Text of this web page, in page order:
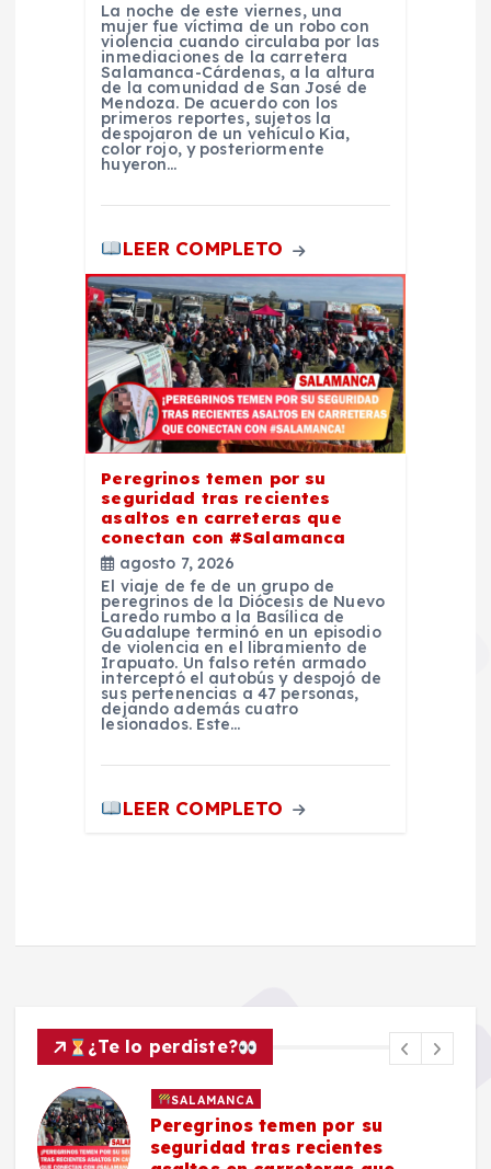
La noche de este viernes, una
mujer fue víctima de un robo con
violencia cuando circulaba por las
inmediaciones de la carretera
Salamanca-Cárdenas, a la altura
de la comunidad de San José de
Mendoza. De acuerdo con los
primeros reportes, sujetos la
despojaron de un vehículo Kia,
color rojo, y posteriormente
huyeron…
LEER COMPLETO
Peregrinos temen por su
seguridad tras recientes
asaltos en carreteras que
conectan con #Salamanca
agosto 7, 2026
El viaje de fe de un grupo de
peregrinos de la Diócesis de Nuevo
Laredo rumbo a la Basílica de
Guadalupe terminó en un episodio
de violencia en el libramiento de
Irapuato. Un falso retén armado
interceptó el autobús y despojó de
sus pertenencias a 47 personas,
dejando además cuatro
lesionados. Este…
LEER COMPLETO
¿Te lo perdiste?
SALAMANCA
Peregrinos temen por su
seguridad tras recientes